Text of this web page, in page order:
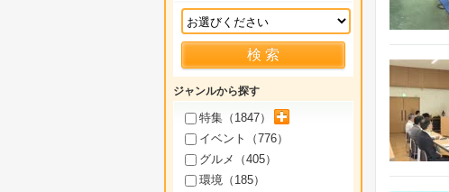
ジャンルから探す
特集（ 1847）
イベント（776）
グルメ（405）
環境（ 185）